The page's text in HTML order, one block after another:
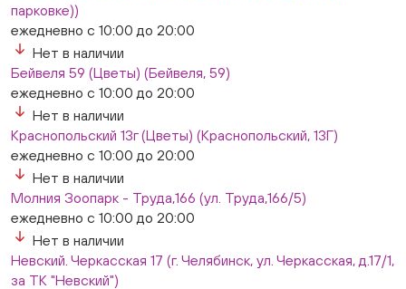
Нет в наличии
Слон. Миасс, Автозаводцев (ТК Слон, г. Миасс)
Нет в наличии
Сталеваров 5(ЦВЕТЫ) (г. Челябинск, ул. Сталеваров
5/3)
ежедневно с 10:00 до 20:00
Нет в наличии
парковке))
ежедневно с 10:00 до 20:00
Нет в наличии
Бейвеля 59 (Цветы) (Бейвеля, 59)
ежедневно с 10:00 до 20:00
Нет в наличии
Краснопольский 13г (Цветы) (Краснопольский, 13Г)
ежедневно с 10:00 до 20:00
Нет в наличии
Молния Зоопарк - Труда,166 (ул. Труда,166/5)
ежедневно с 10:00 до 20:00
Нет в наличии
Невский. Черкасская 17 (г. Челябинск, ул. Черкасская, д.17/1,
за ТК "Невский")